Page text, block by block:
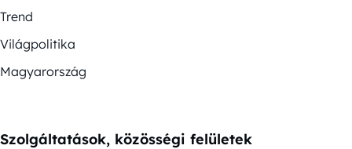
Trend
Világpolitika
Magyarország
Szolgáltatások, közösségi felületek